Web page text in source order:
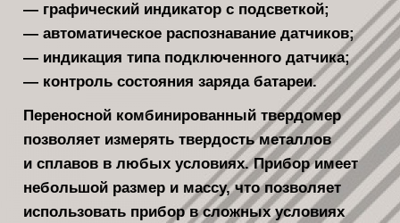
— графический индикатор с подсветкой;
— автоматическое распознавание датчиков;
— индикация типа подключенного датчика;
— контроль состояния заряда батареи.
Переносной комбинированный твердомер
позволяет измерять твердость металлов
и сплавов в любых условиях. Прибор имеет
небольшой размер и массу, что позволяет
использовать прибор в сложных условиях